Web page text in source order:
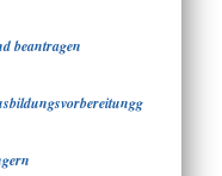
beantragen